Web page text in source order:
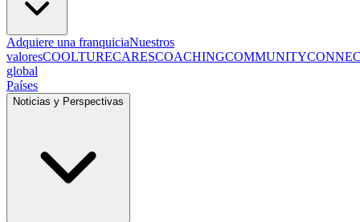
Adquiere una franquiciaNuestros
valoresCOOLTURECARESCOACHINGCOMMUNITY
global
Países
Noticias y Perspectivas